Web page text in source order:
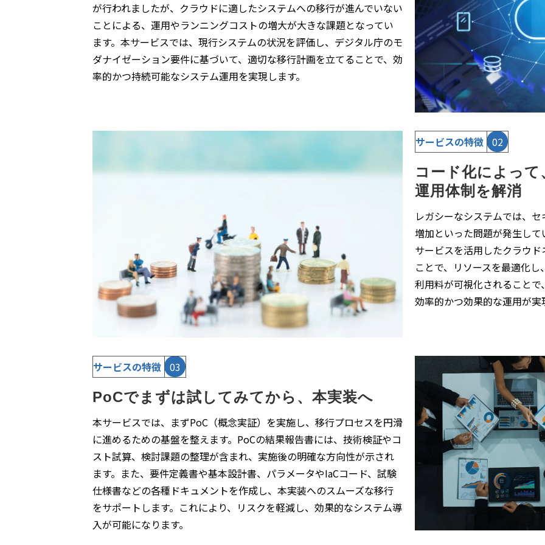
が行われましたが、クラウドに適したシステムへの移行が進んでいない
ことによる、運用やランニングコストの増大が大きな課題となってい
ます。本サービスでは、現行システムの状況を評価し、デジタル庁のモ
ダナイゼーション要件に基づいて、適切な移行計画を立てることで、効
率的かつ持続可能なシステム運用を実現します。
サービスの特徴 02
コード化によっ
運用体制を解消
レガシーなシステムでは、
増加といった問題が発生し
サービスを活用したクラウ
ことで、リソースを最適化
利用料が可視化されること
効率的かつ効果的な運用が実
サービスの特徴 03
PoCでまずは試してみてから、本実装へ
本サービスでは、まずPoC（概念実証）を実施し、移行プロセスを円滑
に進めるための基盤を整えます。PoCの結果報告書には、技術検証やコ
スト試算、検討課題の整理が含まれ、実施後の明確な方向性が示され
ます。また、要件定義書や基本設計書、パラメータやIaCコード、試験
仕様書などの各種ドキュメントを作成し、本実装へのスムーズな移行
をサポートします。これにより、リスクを軽減し、効果的なシステム導
入が可能になります。